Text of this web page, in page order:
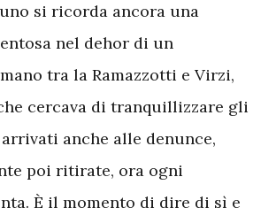
si ricorda ancora una
nel dehor di un
tra la Ramazzotti e Virzi,
cercava di tranquillizzare gli
anche alle denunce,
poi ritirate, ora ogni
È il momento di dire di sì e